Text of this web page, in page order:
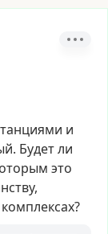
и
Будетли
это
комплексах?